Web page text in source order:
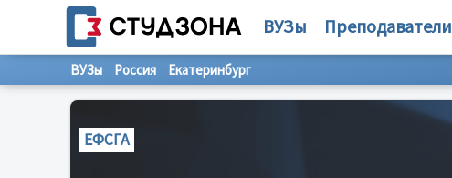
ВУЗы Преподаватели
ВУЗы Россия Екатеринбург
ЕФСГА